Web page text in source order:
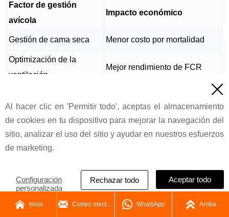
Factor de gestión
avícola
Impacto económico
Gestión de cama seca Menor costo por mortalidad
Optimización de la
ventilación
Mejor rendimiento de FCR
Ingeniería de agua limpia
medicación
bioseguridad
de alimento
Ganancia de peso más rápida
comúnmente logran ganancias netas de entre $0.25 y
 Inicio  Correo electrónico  WhatsApp  Arriba

Al hacer clic en 'Permitir todo', aceptas el almacenamiento
de cookies en tu dispositivo para mejorar la navegación del
sitio, analizar el uso del sitio y ayudar en nuestros esfuerzos
de marketing.
Configuración
personalizada
Rechazar todo Aceptar todo